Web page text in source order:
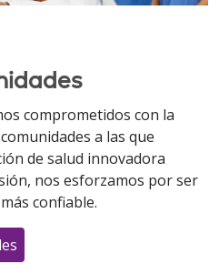
comprometidos con la
a las que
de salud innovadora
nos esforzamos por ser
confiable.